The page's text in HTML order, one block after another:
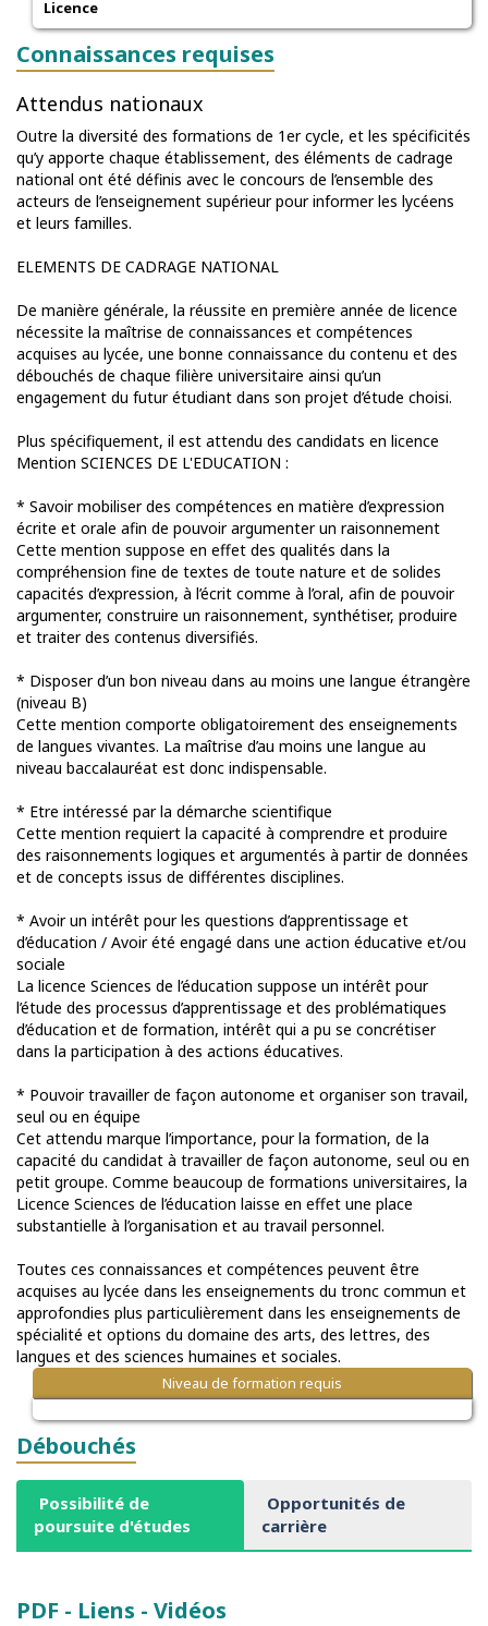
Licence
Connaissances requises
Attendus nationaux
Outre la diversité des formations de 1er cycle, et les spécificités
qu’y apporte chaque établissement, des éléments de cadrage
national ont été définis avec le concours de l’ensemble des
acteurs de l’enseignement supérieur pour informer les lycéens
et leurs familles.
ELEMENTS DE CADRAGE NATIONAL
De manière générale, la réussite en première année de licence
nécessite la maîtrise de connaissances et compétences
acquises au lycée, une bonne connaissance du contenu et des
débouchés de chaque filière universitaire ainsi qu’un
engagement du futur étudiant dans son projet d’étude choisi.
Plus spécifiquement, il est attendu des candidats en licence
Mention SCIENCES DE L'EDUCATION :
* Savoir mobiliser des compétences en matière d’expression
écrite et orale afin de pouvoir argumenter un raisonnement
Cette mention suppose en effet des qualités dans la
compréhension fine de textes de toute nature et de solides
capacités d’expression, à l’écrit comme à l’oral, afin de pouvoir
argumenter, construire un raisonnement, synthétiser, produire
et traiter des contenus diversifiés.
* Disposer d’un bon niveau dans au moins une langue étrangère
(niveau B)
Cette mention comporte obligatoirement des enseignements
de langues vivantes. La maîtrise d’au moins une langue au
niveau baccalauréat est donc indispensable.
* Etre intéressé par la démarche scientifique
Cette mention requiert la capacité à comprendre et produire
des raisonnements logiques et argumentés à partir de données
et de concepts issus de différentes disciplines.
* Avoir un intérêt pour les questions d’apprentissage et
d’éducation / Avoir été engagé dans une action éducative et/ou
sociale
La licence Sciences de l’éducation suppose un intérêt pour
l’étude des processus d’apprentissage et des problématiques
d’éducation et de formation, intérêt qui a pu se concrétiser
dans la participation à des actions éducatives.
* Pouvoir travailler de façon autonome et organiser son travail,
seul ou en équipe
Cet attendu marque l’importance, pour la formation, de la
capacité du candidat à travailler de façon autonome, seul ou en
petit groupe. Comme beaucoup de formations universitaires, la
Licence Sciences de l’éducation laisse en effet une place
substantielle à l’organisation et au travail personnel.
Toutes ces connaissances et compétences peuvent être
acquises au lycée dans les enseignements du tronc commun et
approfondies plus particulièrement dans les enseignements de
spécialité et options du domaine des arts, des lettres, des
langues et des sciences humaines et sociales.
Niveau de formation requis
Débouchés
Possibilité de
poursuite d'études
Opportunités de
carrière
PDF - Liens - Vidéos